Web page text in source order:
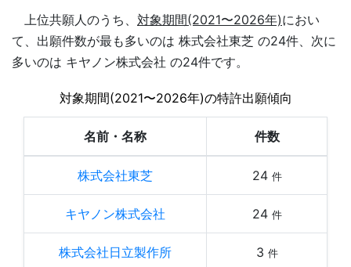
上位共願人のうち、 対象期間(2021〜2026年)におい
て、出願件数が最も多いのは 株式会社東芝 の24件、次に
多いのは キヤノン株式会社 の24件です。
対象期間(2021〜2026年)の特許出願傾向
名前・名称 件数
株式会社東芝 24 件
キヤノン株式会社 24 件
株式会社日立製作所 3 件